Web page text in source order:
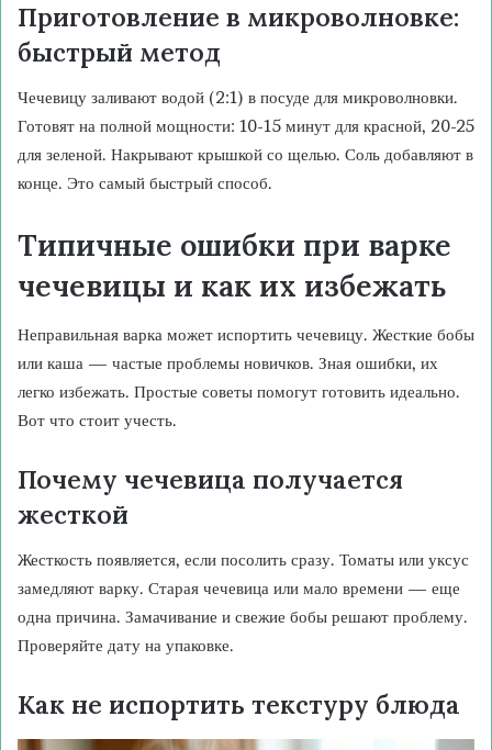
Приготовление в микроволновке:
быстрый метод
Чечевицу заливают водой (2:1) в посуде для микроволновки.
Готовят на полной мощности: 10-15 минут для красной, 20-25
для зеленой. Накрывают крышкой со щелью. Соль добавляют в
конце. Это самый быстрый способ.
Типичные ошибки при варке
чечевицы и как их избежать
Неправильная варка может испортить чечевицу. Жесткие бобы
или каша — частые проблемы новичков. Зная ошибки, их
легко избежать. Простые советы помогут готовить идеально.
Вот что стоит учесть.
Почему чечевица получается
жесткой
Жесткость появляется, если посолить сразу. Томаты или уксус
замедляют варку. Старая чечевица или мало времени — еще
одна причина. Замачивание и свежие бобы решают проблему.
Проверяйте дату на упаковке.
Как не испортить текстуру блюда